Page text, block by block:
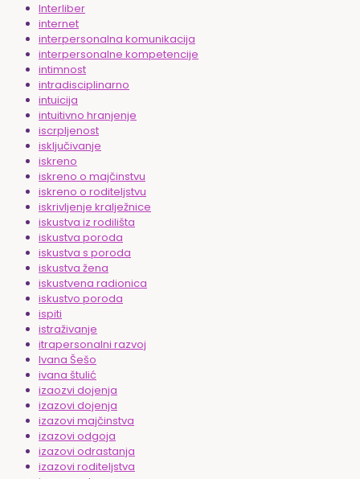
Interliber
internet
interpersonalna komunikacija
interpersonalne kompetencije
intimnost
intradisciplinarno
intuicija
intuitivno hranjenje
iscrpljenost
isključivanje
iskreno
iskreno o majčinstvu
iskreno o roditeljstvu
iskrivljenje kralježnice
iskustva iz rodilišta
iskustva poroda
iskustva s poroda
iskustva žena
iskustvena radionica
iskustvo poroda
ispiti
istraživanje
itrapersonalni razvoj
Ivana Šešo
ivana štulić
izaozvi dojenja
izazovi dojenja
izazovi majčinstva
izazovi odgoja
izazovi odrastanja
izazovi roditeljstva